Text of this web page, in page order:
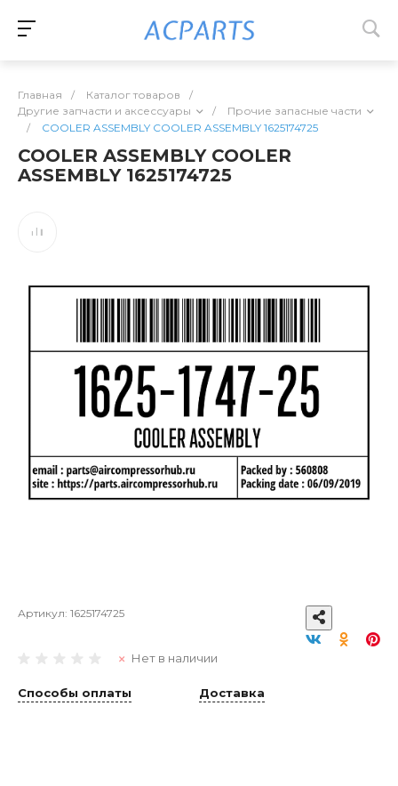
Главная / Каталог товаров
/
Другие запчасти и аксессуары
/
Прочие запасные части
/
COOLER ASSEMBLY COOLER ASSEMBLY 1625174725
COOLER ASSEMBLY COOLER
ASSEMBLY 1625174725
Артикул: 1625174725
Нет в наличии
Способы оплаты Доставка